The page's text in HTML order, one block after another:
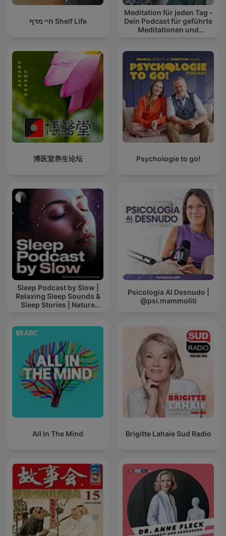
חיי מדף Shelf Life
Meditation für jeden Tag -
Dein Podcast für geführte
Meditationen und
博医堂养生论坛 Psychologie to go!
Sleep Podcast by Slow |
Relaxing Sleep Sounds &
Sleep Stories | Nature
Psicologia Al Desnudo |
@psi.mammoliti
All In The Mind Brigitte Lahaie Sud Radio